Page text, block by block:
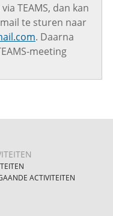
TEAMS, dan kan
te sturen naar
. Daarna
meeting
ACTIVITEITEN